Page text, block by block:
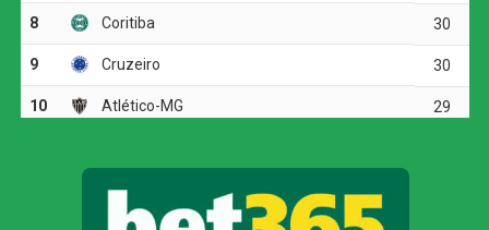
Fluminense reage no segundo tempo, empata
com o Botafogo, mas amplia jejum no Brasileirão
Aos 32 minutos, o Athletico ampliou a vantagem. Viveiros
cara com Lucas Arcanjo, mandou para o fundo da rede,
fechando o 2 a 0.